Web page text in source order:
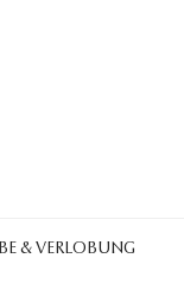
& VERLOBUNG